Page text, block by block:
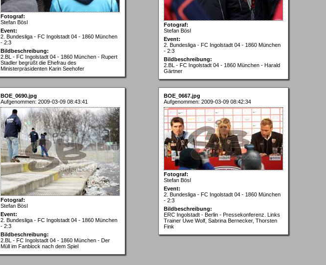
Fotograf:
Stefan Bösl
Event:
2. Bundesliga - FC Ingolstadt 04 - 1860 München
- 2:3
Bildbeschreibung:
2.BL - FC Ingolstadt 04 - 1860 München - Rupert
Stadler begrüßt die Ehefrau des
Ministerpräsidenten Karin Seehofer
Fotograf:
Stefan Bösl
Event:
2. Bundesliga - FC Ingolstadt 04 - 1860 München
- 2:3
Bildbeschreibung:
2.BL - FC Ingolstadt 04 - 1860 München - Harald
Gärtner
BOE_0690.jpg
Aufgenommen: 2009-03-09 08:43:41
Fotograf:
Stefan Bösl
Event:
2. Bundesliga - FC Ingolstadt 04 - 1860 München
- 2:3
Bildbeschreibung:
2.BL - FC Ingolstadt 04 - 1860 München - Der
Müll im Fanblock nach dem Spiel
BOE_0667.jpg
Aufgenommen: 2009-03-09 08:42:34
Fotograf:
Stefan Bösl
Event:
2. Bundesliga - FC Ingolstadt 04 - 1860 München
- 2:3
Bildbeschreibung:
ERC Ingolstadt - Berlin - Pressekonferenz. Links
Trainer Uwe Wolf, Sabrina Bernecker, Thorsten
Fink